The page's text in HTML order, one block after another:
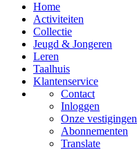
Home
Activiteiten
Collectie
Jeugd & Jongeren
Leren
Taalhuis
Klantenservice
Contact
Inloggen
Onze vestigingen
Abonnementen
Translate